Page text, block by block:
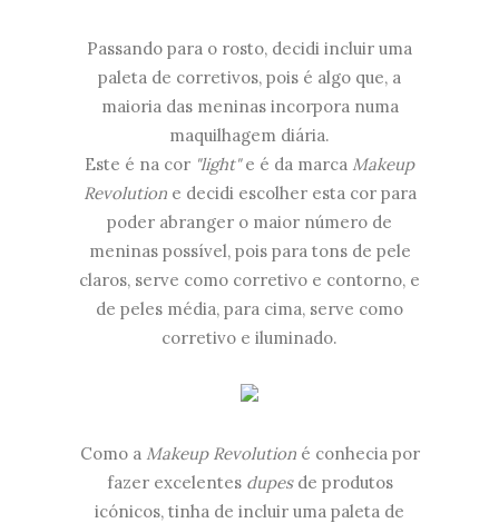
Passando para o rosto, decidi incluir uma
paleta de corretivos, pois é algo que, a
maioria das meninas incorpora numa
maquilhagem diária.
Este é na cor "light"e é da marca Makeup
Revolutione decidi escolher esta cor para
poder abranger o maior número de
meninas possível, pois para tons de pele
claros, serve como corretivo e contorno, e
de peles média, para cima, serve como
corretivo e iluminado.
Como a Makeup Revolutioné conhecia por
fazer excelentes dupes de produtos
icónicos, tinha de incluir uma paleta de